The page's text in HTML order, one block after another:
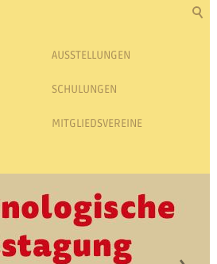
AUSSTELLUNGEN
SCHULUNGEN
MITGLIEDSVEREINE